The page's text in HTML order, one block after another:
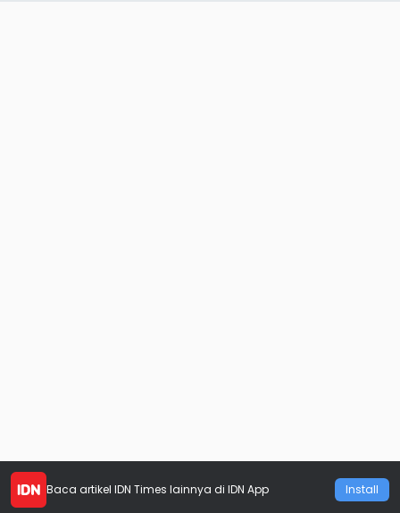
Baca artikel IDN Times lainnya di IDN App Install